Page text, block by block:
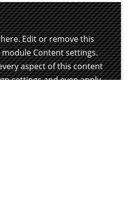
Edit or remove this
Content settings.
aspect of this content
settings and even apply